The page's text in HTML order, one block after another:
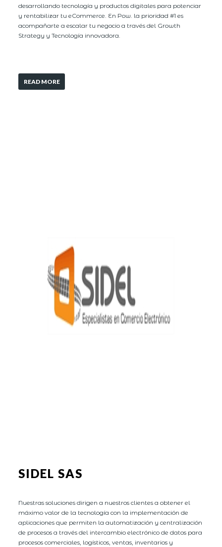
desarrollando tecnología y productos digitales para potenciar
y rentabilizar tu eCommerce. En Pow. la prioridad #1 es
acompañarte a escalar tu negocio a través del Growth
Strategy y Tecnología innovadora.
READ MORE
SIDEL SAS
Nuestras soluciones dirigen a nuestros clientes a obtener el
máximo valor de la tecnología con la implementación de
aplicaciones que permiten la automatización y centralización
de procesos a través del intercambio electrónico de datos para
procesos comerciales, logísticos, ventas, inventarios y